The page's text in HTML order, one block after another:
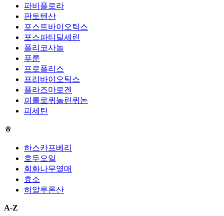
파비플로라
판토텐산
포스트바이오틱스
포스파티딜세린
폴리코사놀
푸룬
프로폴리스
프리바이오틱스
플라즈마로겐
피롤로퀴놀린퀴논
피세틴
ㅎ
하스카프베리
호두오일
회화나무열매
효소
히알루론산
A-Z